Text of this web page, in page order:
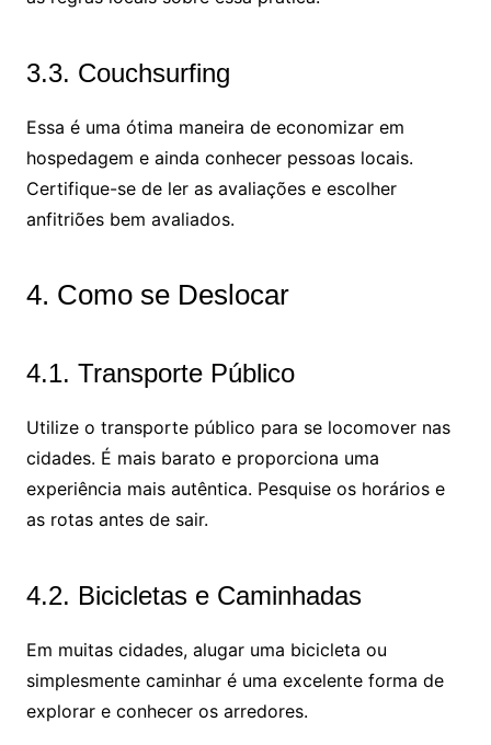
3.3. Couchsurfing
Essa é uma ótima maneira de economizar em
hospedagem e ainda conhecer pessoas locais.
Certifique-se de ler as avaliações e escolher
anfitriões bem avaliados.
4. Como se Deslocar
4.1. Transporte Público
Utilize o transporte público para se locomover nas
cidades. É mais barato e proporciona uma
experiência mais autêntica. Pesquise os horários e
as rotas antes de sair.
4.2. Bicicletas e Caminhadas
Em muitas cidades, alugar uma bicicleta ou
simplesmente caminhar é uma excelente forma de
explorar e conhecer os arredores.